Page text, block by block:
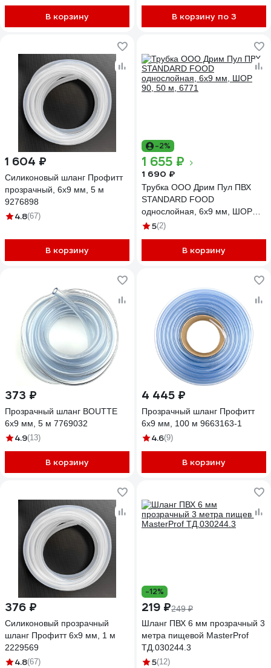
В корзину В корзину по 3
1 604 ₽
Силиконовый шланг Профитт
прозрачный, 6x9 мм, 5 м
9276898
4.8(67)
В корзину
-2%
1 655 ₽
1 690 ₽
Трубка ООО Дрим Пул ПВХ
STANDARD FOOD
однослойная, 6x9 мм, ШОР
90, 50 м, 6771
5(2)
В корзину
373 ₽
Прозрачный шланг BOUTTE
6х9 мм, 5 м 7769032
4.9(13)
В корзину
4 445 ₽
Прозрачный шланг Профитт
6х9 мм, 100 м 9663163-1
4.6(9)
В корзину
376 ₽
Силиконовый прозрачный
шланг Профитт 6x9 мм, 1 м
2229569
4.8(67)
-12%
219 ₽249 ₽
Шланг ПВХ 6 мм прозрачный 3
метра пищевой MasterProf
ТД.030244.3
5(12)